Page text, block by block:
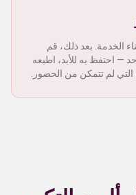
الخدمة. بعد ذلك، قم
احتفظ به للأبد، اطبعه
التي لم تتمكن من الحضور.